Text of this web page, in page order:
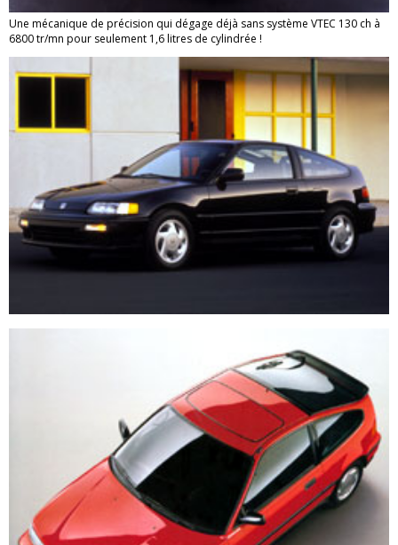
Une mécanique de précision qui dégage déjà sans système VTEC 130 ch à
6800 tr/mn pour seulement 1,6 litres de cylindrée !